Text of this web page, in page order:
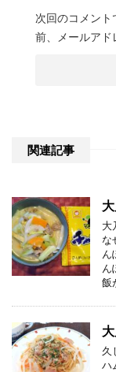
次回のコメント
前、メールアド
関連記事
大
な
ん
ん
飯
久
ハ